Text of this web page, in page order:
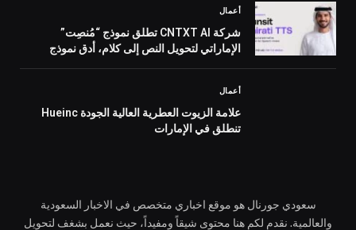
أعمال
شركة CNTXT AI تطلق نموذج “مُنصِت”
الإماراتي لتحويل النص إلى كلام، أدق نموذج
أعمال
علامة الزيوت العطرية العالية الجودة Hueinc
تنطلق في الإمارات
سعودي جورنال هو موقع اخباري متخصص في الاخبار السعودية
والعالمية. نقدم لكم هنا محتوى شيقاً ومفيداً، حيث نعمل بشغف لتحويل